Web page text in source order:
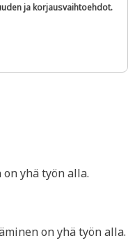
ja korjausvaihtoehdot.
yhä työn alla.
on yhä työn alla.